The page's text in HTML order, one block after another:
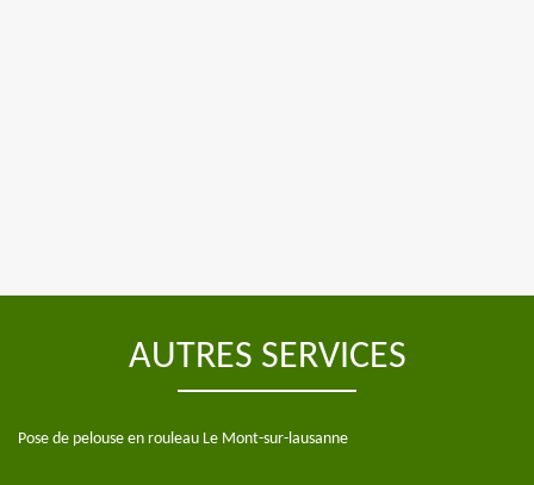
AUTRES SERVICES
Pose de pelouse en rouleau Le Mont-sur-lausanne